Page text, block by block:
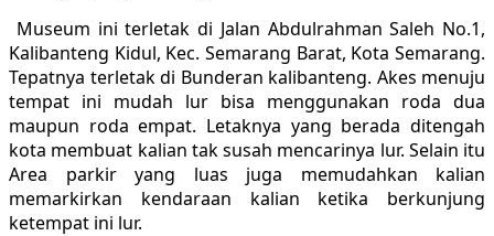
Museum ini terletak di Jalan Abdulrahman Saleh No.1,
Kalibanteng Kidul, Kec. Semarang Barat, Kota Semarang.
Tepatnya terletak di Bunderan kalibanteng. Akes menuju
tempat ini mudah lur bisa menggunakan roda dua
maupun roda empat. Letaknya yang berada ditengah
kota membuat kalian tak susah mencarinya lur. Selain itu
Area parkir yang luas juga memudahkan kalian
memarkirkan kendaraan kalian ketika berkunjung
ketempat ini lur.